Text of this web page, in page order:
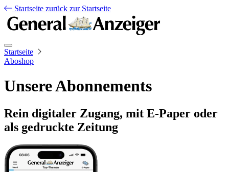
Startseite zurück zur Startseite
Startseite
Aboshop
Unsere Abonnements
Rein digitaler Zugang, mit E-Paper oder
als gedruckte Zeitung